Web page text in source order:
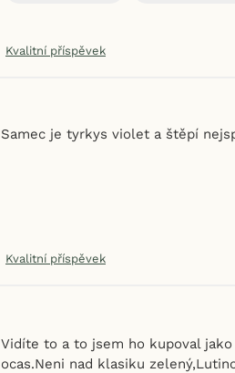
Kvalitní příspěvek
Samec je tyrkys violet a štěpí
Kvalitní příspěvek
Vidíte to a to jsem ho kupoval
ocas.Neni nad klasiku